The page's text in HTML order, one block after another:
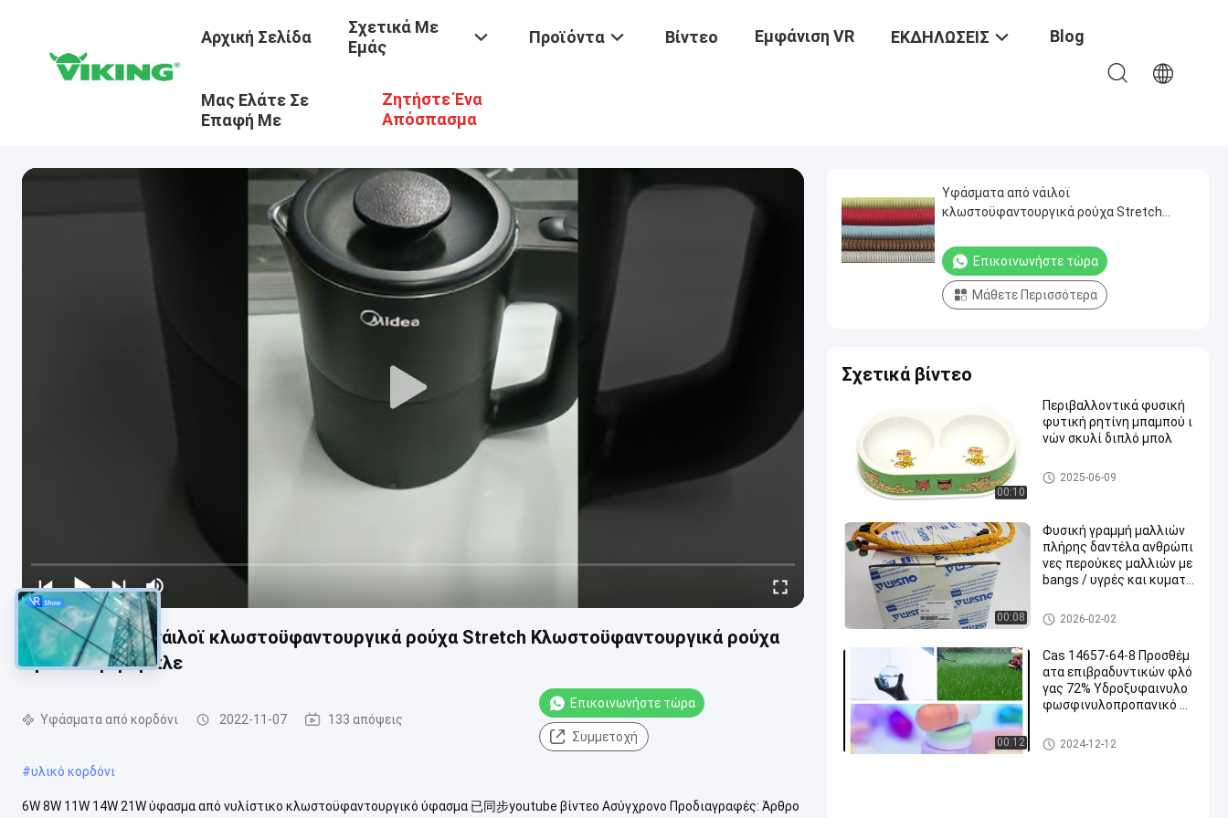
Αρχική Σελίδα
Σχετικά Με
Εμάς
Προϊόντα Βίντεο Εμφάνιση VR ΕΚΔΗΛΩΣΕΙΣ Blog
Μας Ελάτε Σε
Επαφή Με
Ζητήστε Ένα
Απόσπασμα
Υφάσματα από νάιλοϊ κλωστοϋφαντουργικά ρούχα Stretch Κλωστοϋφαντουργικά ρούχα
πράσινο γκρι μπλε
Υφάσματα από κορδόνι 2022-11-07 133 απόψεις
Επικοινωνήστε τώρα
Συμμετοχή
#υλικό κορδόνι
6W 8W 11W 14W 21W ύφασμα από νυλίστικο κλωστοϋφαντουργικό ύφασμα 已同步youtube βίντεο Ασύγχρονο Προδιαγραφές: Άρθρο
Υφάσματα από νάιλοϊ
κλωστοϋφαντουργικά ρούχα Stretch
μπλε
Επικοινωνήστε τώρα
Μάθετε Περισσότερα
Σχετικά βίντεο
00:10
Περιβαλλοντικά φυσική
φυτική ρητίνη μπαμπού ι
νών σκυλί διπλό μπολ
κοτλέ ύφασμα
2025-06-09
00:08
Φυσική γραμμή μαλλιών
πλήρης δαντέλα ανθρώπι
νες περούκες μαλλιών με
bangs / υγρές και κυματι
ν abc
Προ συνδεμένες επεκτάσεις
τρίχας
2026-02-02
00:12
Cas 14657-64-8 Προσθέμ
ατα επιβραδυντικών φλό
γας 72% Υδροξυφαινυλο
φωσφινυλοπροπανικό οξ
Φλόγα - πρόσθετες ουσίες κ
αθυστερούντω
2024-12-12